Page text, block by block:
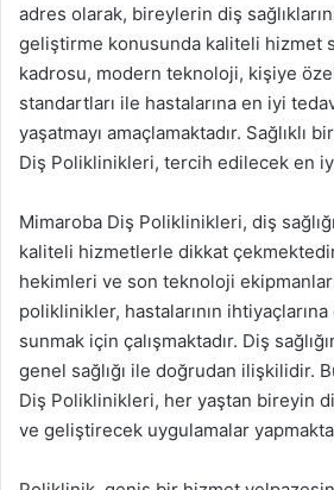
adres olarak, bireylerin diş
geliştirme konusunda kaliteli hizmet
kadrosu, modern teknoloji, kişiye
standartları ile hastalarına en iyi
yaşatmayı amaçlamaktadır. Sağlıklı
Diş Poliklinikleri, tercih edilecek en
Mimaroba Diş Poliklinikleri, diş
kaliteli hizmetlerle dikkat
hekimleri ve son teknoloji
poliklinikler, hastalarının
sunmak için çalışmaktadır. Diş
genel sağlığı ile doğrudan ilişkilidir.
Diş Poliklinikleri, her yaştan bireyin
ve geliştirecek uygulamalar